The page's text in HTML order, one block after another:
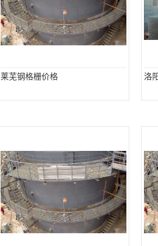
莱芜钢格栅价格 洛